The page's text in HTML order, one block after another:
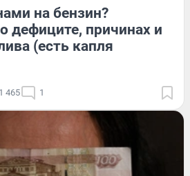
на бензин?
дефиците, причинах и
(есть капля
1 465 1